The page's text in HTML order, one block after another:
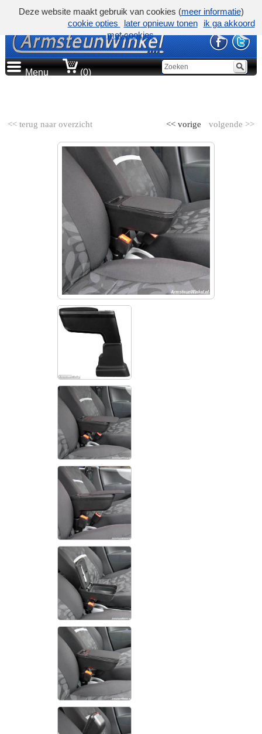
Menu (0)
<< terug naar overzicht volgende >>
<< vorige
Deze website maakt gebruik van cookies (meer informatie)
cookie opties
later opnieuw tonen
ik ga akkoord
met cookies